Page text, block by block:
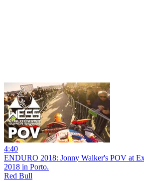
4:40
ENDURO 2018: Jonny Walker's POV at
2018 in Porto.
Red Bull